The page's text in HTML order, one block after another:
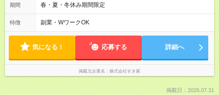
後帯 14:00-18:00 〇夜帯 18:00-22:00 〇深夜帯 22:00-翌5:00 基
ます♪
期間 春・夏・冬休み期間限定
特徴 副業・WワークOK
気になる！ 応募する 詳細へ
掲載元企業名 株式会社すき家
掲載日：2026.07.31